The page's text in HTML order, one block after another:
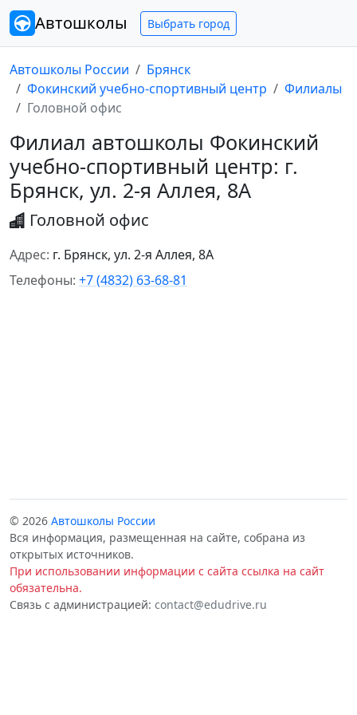
Автошколы Выбрать город
Автошколы России
Брянск
Фокинский учебно-спортивный центр
Филиалы
Головной офис
Филиал автошколы Фокинский
учебно-спортивный центр: г.
Брянск, ул. 2-я Аллея, 8А
Головной офис
Адрес: г. Брянск, ул. 2-я Аллея, 8А
Телефоны: +7 (4832) 63-68-81
© 2026 Автошколы России
Вся информация, размещенная на сайте, собрана из
открытых источников.
При использовании информации с сайта ссылка на сайт
обязательна.
Связь с администрацией: contact@edudrive.ru